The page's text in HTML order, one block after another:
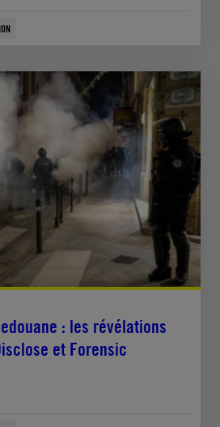
: les révélations
et Forensic